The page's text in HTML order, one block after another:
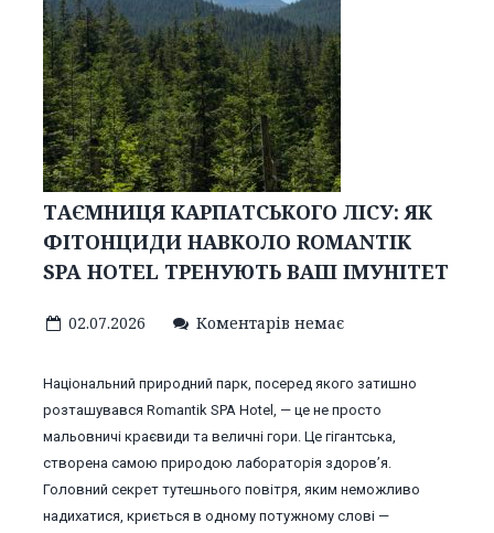
ТАЄМНИЦЯ КАРПАТСЬКОГО ЛІСУ: ЯК
ФІТОНЦИДИ НАВКОЛО ROMANTIK
SPA HOTEL ТРЕНУЮТЬ ВАШ ІМУНІТЕТ
02.07.2026 Коментарів немає
Національний природний парк, посеред якого затишно
розташувався Romantik SPA Hotel, — це не просто
мальовничі краєвиди та величні гори. Це гігантська,
створена самою природою лабораторія здоров’я.
Головний секрет тутешнього повітря, яким неможливо
надихатися, криється в одному потужному слові —